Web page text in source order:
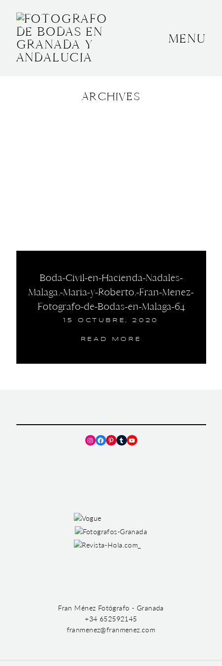
MENU
ARCHIVES
Boda-Civil-en-Hacienda-Nadales-
Malaga.-Maria-y-Roberto.-Fran-Menez-
Fotografo-de-Bodas-en-Malaga-64
15 OCTUBRE, 2020
READ MORE
BODAS
Instagram
Facebook
Pinterest
TumblrYouTube
Fran Ménez Fotógrafo - Granada
+34 652592145
franmenez@franmenez.com